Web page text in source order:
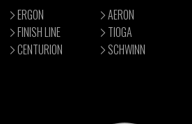
ERGON
AERON
FINISH LINE
TIOGA
CENTURION
SCHWINN